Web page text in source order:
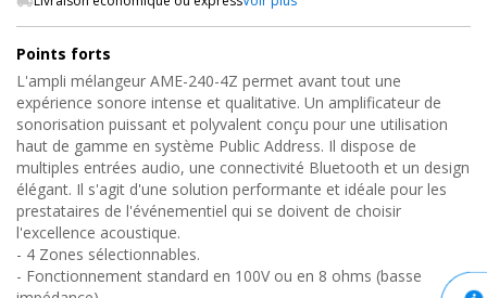
Points forts
L'ampli mélangeur AME-240-4Z permet avant tout une
expérience sonore intense et qualitative. Un amplificateur de
sonorisation puissant et polyvalent conçu pour une utilisation
haut de gamme en système Public Address. Il dispose de
multiples entrées audio, une connectivité Bluetooth et un design
élégant. Il s'agit d'une solution performante et idéale pour les
prestataires de l'événementiel qui se doivent de choisir
l'excellence acoustique.
- 4 Zones sélectionnables.
- Fonctionnement standard en 100V ou en 8 ohms (basse